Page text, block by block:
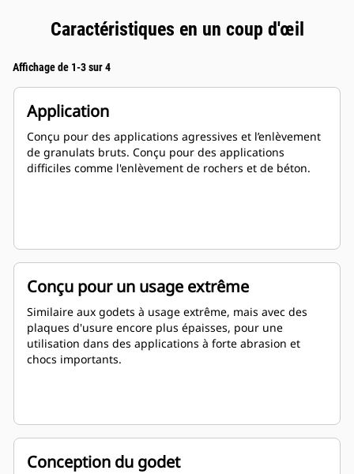
Caractéristiques en un coup d'œil
Affichage de 1-3 sur 4
Application
Conçu pour des applications agressives et l’enlèvement
de granulats bruts. Conçu pour des applications
difficiles comme l'enlèvement de rochers et de béton.
Conçu pour un usage extrême
Similaire aux godets à usage extrême, mais avec des
plaques d'usure encore plus épaisses, pour une
utilisation dans des applications à forte abrasion et
chocs importants.
Conception du godet